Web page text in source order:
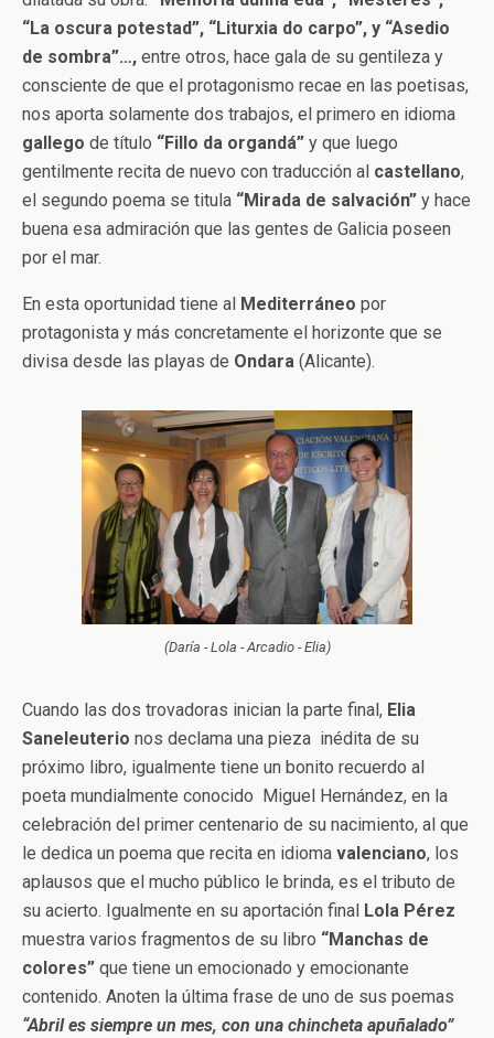
“La oscura potestad”, “Liturxia do carpo”, y “Asedio
de sombra”…, entre otros, hace gala de su gentileza y
consciente de que el protagonismo recae en las poetisas,
nos aporta solamente dos trabajos, el primero en idioma
gallego de título “Fillo da organdá” y que luego
gentilmente recita de nuevo con traducción al castellano,
el segundo poema se titula “Mirada de salvación” y hace
buena esa admiración que las gentes de Galicia poseen
por el mar.
En esta oportunidad tiene al Mediterráneo por
protagonista y más concretamente el horizonte que se
divisa desde las playas de Ondara (Alicante).
(Daría - Lola - Arcadio - Elia)
Cuando las dos trovadoras inician la parte final, Elia
Saneleuterio nos declama una pieza inédita de su
próximo libro, igualmente tiene un bonito recuerdo al
poeta mundialmente conocido Miguel Hernández, en la
celebración del primer centenario de su nacimiento, al que
le dedica un poema que recita en idioma valenciano, los
aplausos que el mucho público le brinda, es el tributo de
su acierto. Igualmente en su aportación final Lola Pérez
muestra varios fragmentos de su libro “Manchas de
colores” que tiene un emocionado y emocionante
contenido. Anoten la última frase de uno de sus poemas
“Abril es siempre un mes, con una chincheta apuñalado”